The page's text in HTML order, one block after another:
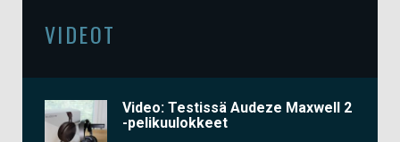
VIDEOT
Video: Testissä Audeze Maxwell 2
-pelikuulokkeet